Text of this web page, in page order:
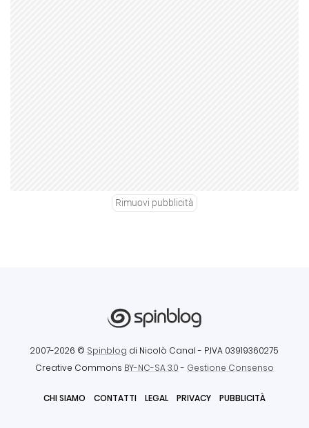
Rimuovi pubblicità
2007-2026 © Spinblog di Nicolò Canal - P.IVA 03919360275
Creative Commons BY-NC-SA 3.0- Gestione Consenso
CHI SIAMO CONTATTI LEGAL PRIVACY PUBBLICITÀ